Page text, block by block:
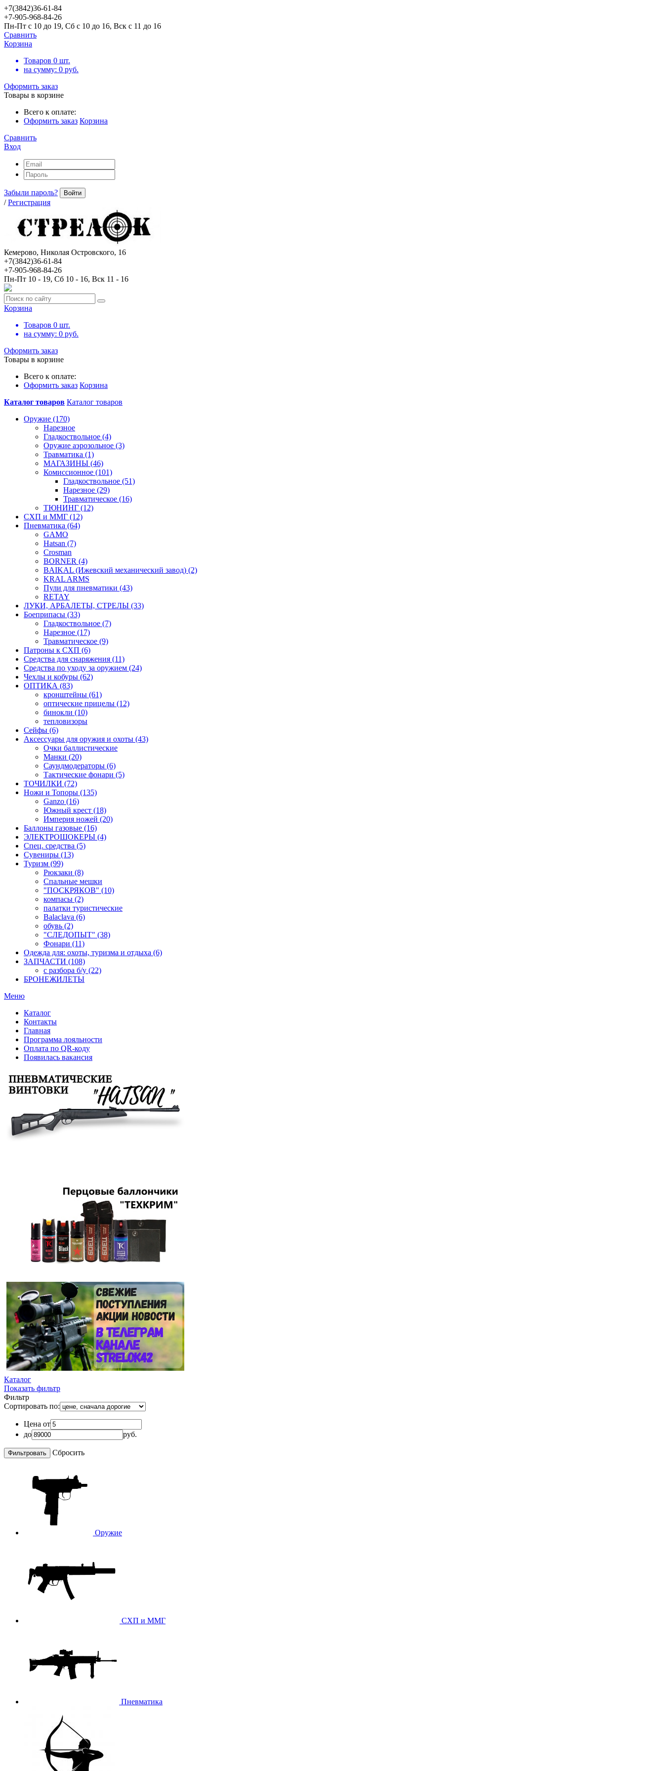
+7(3842)36-61-84
+7-905-968-84-26
Пн-Пт с 10 до 19, Сб с 10 до 16, Вск с 11 до 16
Сравнить
Корзина
Товаров 0 шт.
на сумму: 0 руб.
Оформить заказ
Товары в корзине
Всего к оплате:
Оформить заказ Корзина
Сравнить
Вход
Забыли пароль? Войти
/ Регистрация
Кемерово, Николая Островского, 16
+7(3842)36-61-84
+7-905-968-84-26
Пн-Пт 10 - 19, Сб 10 - 16, Вск 11 - 16
Корзина
Товаров 0 шт.
на сумму: 0 руб.
Оформить заказ
Товары в корзине
Всего к оплате:
Оформить заказ Корзина
Каталог товаров Каталог товаров
Оружие (170)
Нарезное
Гладкоствольное (4)
Оружие аэрозольное (3)
Травматика (1)
МАГАЗИНЫ (46)
Комиссионное (101)
Гладкоствольное (51)
Нарезное (29)
Травматическое (16)
ТЮНИНГ (12)
СХП и ММГ (12)
Пневматика (64)
GAMO
Hatsan (7)
Crosman
BORNER (4)
BAIKAL (Ижевский механический завод) (2)
KRAL ARMS
Пули для пневматики (43)
RETAY
ЛУКИ, АРБАЛЕТЫ, СТРЕЛЫ (33)
Боеприпасы (33)
Гладкоствольное (7)
Нарезное (17)
Травматическое (9)
Патроны к СХП (6)
Средства для снаряжения (11)
Средства по уходу за оружием (24)
Чехлы и кобуры (62)
ОПТИКА (83)
кронштейны (61)
оптические прицелы (12)
бинокли (10)
тепловизоры
Сейфы (6)
Аксессуары для оружия и охоты (43)
Очки баллистические
Манки (20)
Саундмодераторы (6)
Тактические фонари (5)
ТОЧИЛКИ (72)
Ножи и Топоры (135)
Ganzo (16)
Южный крест (18)
Империя ножей (20)
Баллоны газовые (16)
ЭЛЕКТРОШОКЕРЫ (4)
Спец. средства (5)
Сувениры (13)
Туризм (99)
Рюкзаки (8)
Спальные мешки
"ПОСКРЯКОВ" (10)
компасы (2)
палатки туристические
Balaclava (6)
обувь (2)
"СЛЕДОПЫТ" (38)
Фонари (11)
Одежда для: охоты, туризма и отдыха (6)
ЗАПЧАСТИ (108)
с разбора б/у (22)
БРОНЕЖИЛЕТЫ
Меню
Каталог
Контакты
Главная
Программа лояльности
Оплата по QR-коду
Появилась вакансия
Каталог
Показать фильтр
Фильтр
Сортировать по:
Цена от
до
руб.
Сбросить
Оружие
СХП и ММГ
Пневматика